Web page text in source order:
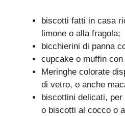
biscotti fatti in casa
limone o alla fragola;
bicchierini di panna
cupcake o muffin
Meringhe colorate
di vetro, o anche
biscottini delicati,
o biscotti al cocco o